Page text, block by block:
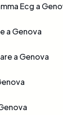
Ecg a
a Genova
a Genova